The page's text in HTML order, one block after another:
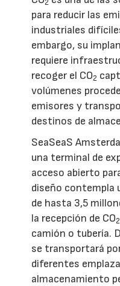
2
para reducir las
industriales
embargo, su
requiere
recoger el CO2
volúmenes
emisores y
destinos de
SeaSeaS
una terminal de
acceso abierto
diseño contempla
de hasta 3,5
la recepción de CO2
camión o tubería.
se transportará
diferentes
almacenamiento